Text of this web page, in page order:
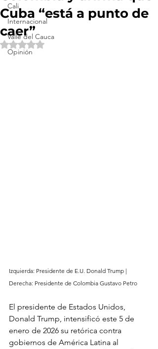
Cali
Internacional
Valle del Cauca
Opinión
Cuba “está a punto de
caer”
Obtuvo NaN de 5 estrellas.
Izquierda: Presidente de E.U. Donald Trump |
Derecha: Presidente de Colombia Gustavo Petro
El presidente de Estados Unidos,
Donald Trump, intensificó este 5 de
enero de 2026 su retórica contra
gobiernos de América Latina al